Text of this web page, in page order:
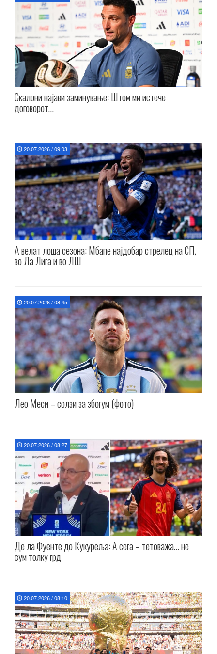
Скалони најави заминување: Штом ми истече
договорот…
20.07.2026 / 09:03
А велат лоша сезона: Мбапе најдобар стрелец на СП,
во Ла Лига и во ЛШ
20.07.2026 / 08:45
Лео Меси – солзи за збогум (фото)
20.07.2026 / 08:27
Де ла Фуенте до Кукуреља: А сега – тетоважа… не
сум толку грд
20.07.2026 / 08:10